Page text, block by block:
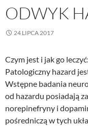
ODWYK
24 LIPCA 2017
Czym jest i jak go
Patologiczny hazard
Wstępne badania
od hazardu posiadają
norepinefryny i
pośredniczą w tych